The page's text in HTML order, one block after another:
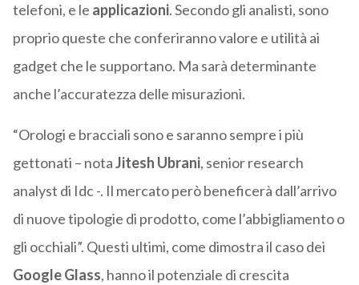
telefoni, e le applicazioni. Secondo gli analisti, sono
proprio queste che conferiranno valore e utilità ai
gadget che le supportano. Ma sarà determinante
anche l’accuratezza delle misurazioni.
“Orologi e bracciali sono e saranno sempre i più
gettonati – notaJitesh Ubrani, senior research
analyst di Idc -. Il mercato però beneficerà dall’arrivo
di nuove tipologie di prodotto, come l’abbigliamento o
gli occhiali”. Questi ultimi, come dimostra il caso dei
Google Glass, hanno il potenziale di crescita